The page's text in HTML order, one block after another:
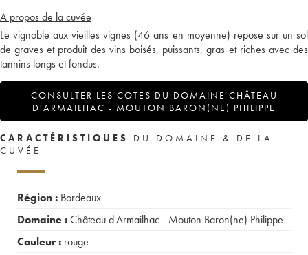
A propos de la cuvée
Le vignoble aux vieilles vignes (46 ans en moyenne) repose sur un sol
de graves et produit des vins boisés, puissants, gras et riches avec des
tannins longs et fondus.
CONSULTER LES COTES DU DOMAINE CHÂTEAU
D'ARMAILHAC - MOUTON BARON(NE) PHILIPPE
CARACTÉRISTIQUES
DU DOMAINE & DE LA
CUVÉE
Région : Bordeaux
Domaine :Château d'Armailhac - Mouton Baron(ne) Philippe
Couleur : rouge